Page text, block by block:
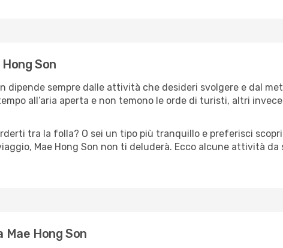
Son
dipende sempre dalle attività che desideri svolgere e dal
all’aria aperta e non temono le orde di turisti, altri
tra la folla? O sei un tipo più tranquillo e preferisci
Mae Hong Son non ti deluderà. Ecco alcune attività da
Hong Son